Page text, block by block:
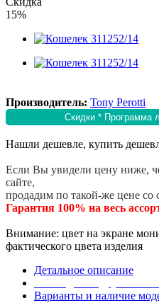
15%
Производитель: Tony Perotti
Нашли дешевле, купить
Если Вы увидели цену ниже,
сайте,
продадим по такой-же цене
Гарантия 100% на весь
Внимание: цвет на экране
фактического цвета изделия
Детальное описание
Варианты и наличие